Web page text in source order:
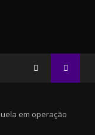
em operação